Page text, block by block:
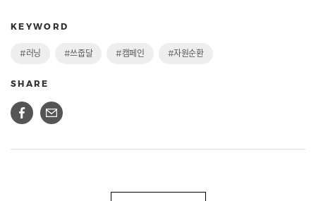
KEYWORD
#러닝 #쓰줍달 #캠페인 #자원순환
SHARE